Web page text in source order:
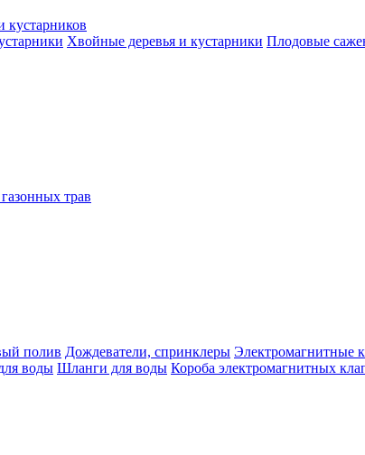
кустарников
Хвойные деревья и кустарники Плодовые
трав
полив Дождеватели, спринклеры Электромагнитные
воды Шланги для воды Короба электромагнитных